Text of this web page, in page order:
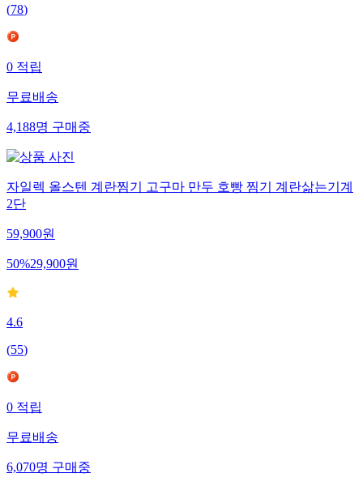
(78)
0 적립
무료배송
4,188명 구매중
자일렉 올스텐 계란찜기 고구마 만두 호빵 찜기 계란삶는기계
2단
59,900원
50%29,900원
4.6
(55)
0 적립
무료배송
6,070명 구매중